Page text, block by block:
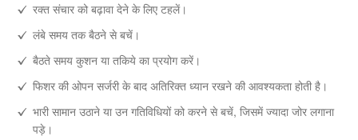
रक्त संचार को बढ़ावा देने के लिए टहलें।
लंबे समय तक बैठने से बचें।
बैठते समय कुशन या तकिये का प्रयोग करें।
फिशर की ओपन सर्जरी के बाद अतिरिक्त ध्यान रखने की आवश्यकता होती है।
भारी सामान उठाने या उन गतिविधियों को करने से बचें, जिसमें ज्यादा जोर लगाना
पड़े।